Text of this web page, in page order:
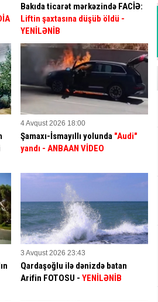
Bakıda ticarət mərkəzində FACİƏ:
Liftin şaxtasına düşüb öldü -
YENİLƏNİB
4 Avqust 2026 18:00
Şamaxı-İsmayıllı yolunda "Audi"
yandı - ANBAAN VİDEO
3 Avqust 2026 23:43
Qardaşoğlu ilə dənizdə batan
Arifin FOTOSU -YENİLƏNİB